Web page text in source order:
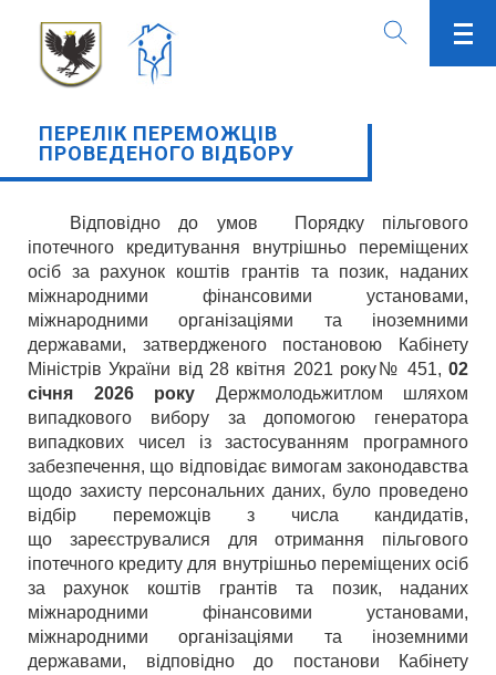
ПЕРЕЛІК ПЕРЕМОЖЦІВ
ПРОВЕДЕНОГО ВІДБОРУ
Відповідно до умов Порядку пільгового
іпотечного кредитування внутрішньо переміщених
осіб за рахунок коштів грантів та позик, наданих
міжнародними фінансовими установами,
міжнародними організаціями та іноземними
державами, затвердженого постановою Кабінету
Міністрів України від 28 квітня 2021 року№ 451,02
січня 2026 року Держмолодьжитлом шляхом
випадкового вибору за допомогою генератора
випадкових чисел із застосуванням програмного
забезпечення, що відповідає вимогам законодавства
щодо захисту персональних даних, було проведено
відбір переможців з числа кандидатів,
що зареєструвалися для отримання пільгового
іпотечного кредиту для внутрішньо переміщених осіб
за рахунок коштів грантів та позик, наданих
міжнародними фінансовими установами,
міжнародними організаціями та іноземними
державами, відповідно до постанови Кабінету